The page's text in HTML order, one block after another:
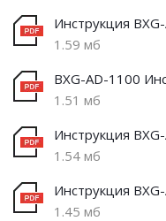
Инструкция
1.59 мб
BXG-AD-1100
1.51 мб
Инструкция
1.54 мб
Инструкция
1.45 мб